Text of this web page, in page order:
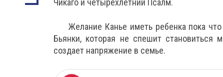
Чикаго и четырехлетний Псалм.
Желание Канье иметь ребенка пока
Бьянки, которая не спешит
создает напряжение в семье.